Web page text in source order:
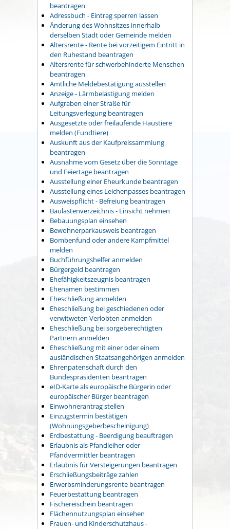
beantragen
Adressbuch - Eintrag sperren lassen
Änderung des Wohnsitzes innerhalb
derselben Stadt oder Gemeinde melden
Altersrente - Rente bei vorzeitigem Eintritt in
den Ruhestand beantragen
Altersrente für schwerbehinderte Menschen
beantragen
Amtliche Meldebestätigung ausstellen
Anzeige - Lärmbelästigung melden
Aufgraben einer Straße für
Leitungsverlegung beantragen
Ausgesetzte oder freilaufende Haustiere
melden (Fundtiere)
Auskunft aus der Kaufpreissammlung
beantragen
Ausnahme vom Gesetz über die Sonntage
und Feiertage beantragen
Ausstellung einer Eheurkunde beantragen
Ausstellung eines Leichenpasses beantragen
Ausweispflicht - Befreiung beantragen
Baulastenverzeichnis - Einsicht nehmen
Bebauungsplan einsehen
Bewohnerparkausweis beantragen
Bombenfund oder andere Kampfmittel
melden
Buchführungshelfer anmelden
Bürgergeld beantragen
Ehefähigkeitszeugnis beantragen
Ehenamen bestimmen
Eheschließung anmelden
Eheschließung bei geschiedenen oder
verwitweten Verlobten anmelden
Eheschließung bei sorgeberechtigten
Partnern anmelden
Eheschließung mit einer oder einem
ausländischen Staatsangehörigen anmelden
Ehrenpatenschaft durch den
Bundespräsidenten beantragen
eID-Karte als europäische Bürgerin oder
europäischer Bürger beantragen
Einwohnerantrag stellen
Einzugstermin bestätigen
(Wohnungsgeberbescheinigung)
Erdbestattung - Beerdigung beauftragen
Erlaubnis als Pfandleiher oder
Pfandvermittler beantragen
Erlaubnis für Versteigerungen beantragen
Erschließungsbeiträge zahlen
Erwerbsminderungsrente beantragen
Feuerbestattung beantragen
Fischereischein beantragen
Flächennutzungsplan einsehen
Frauen- und Kinderschutzhaus -